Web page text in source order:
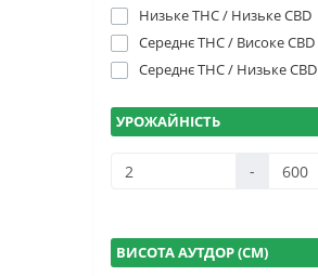
Низьке THC / Низьке CBD
Середнє THC / Високе CBD
Середнє THC / Низьке CBD
УРОЖАЙНІСТЬ
-
ВИСОТА АУТДОР (СМ)